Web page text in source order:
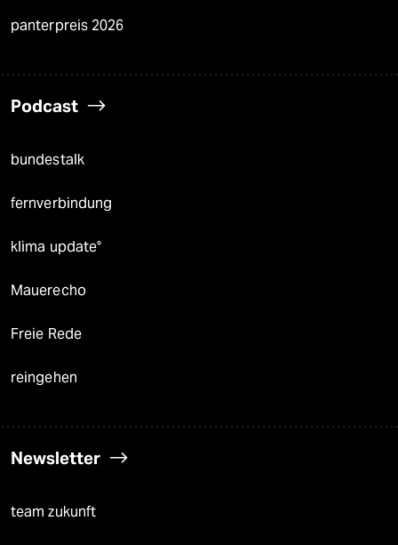
panterpreis 2026
Podcast
bundestalk
fernverbindung
klima update°
Mauerecho
Freie Rede
reingehen
Newsletter
team zukunft